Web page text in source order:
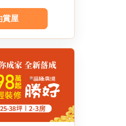
賞屋